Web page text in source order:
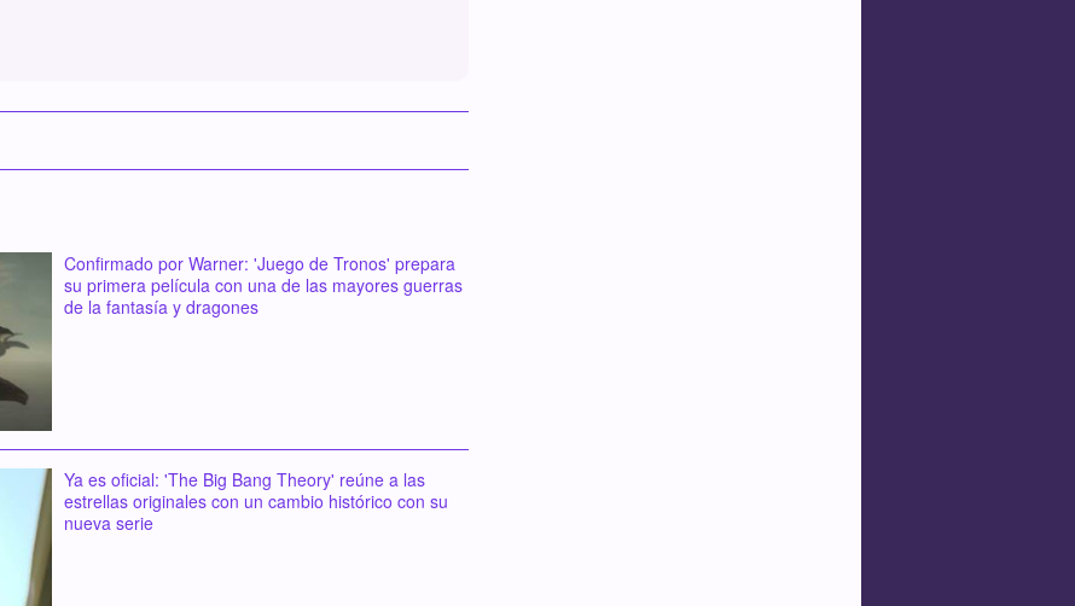
Confirmado por Warner: 'Juego de Tronos' prepara
su primera película con una de las mayores guerras
de la fantasía y dragones
Ya es oficial: 'The Big Bang Theory' reúne a las
estrellas originales con un cambio histórico con su
nueva serie